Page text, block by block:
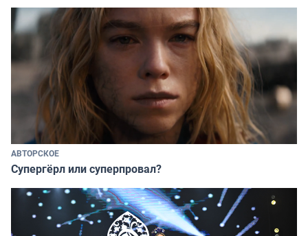
АВТОРСКОЕ
Супергёрл или суперпровал?